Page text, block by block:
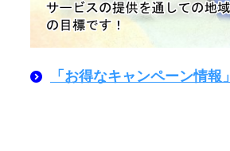
「お得なキャンペーン情